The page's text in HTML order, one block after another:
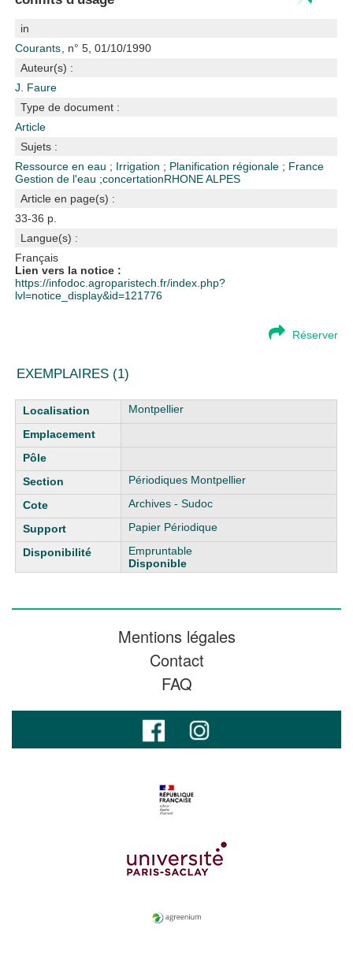
in
Courants , n° 5, 01/10/1990
Auteur(s) :
J. Faure
Type de document :
Article
Sujets :
Ressource en eau ; Irrigation ; Planification régionale ; France
Gestion de l'eau ;concertationRHONE ALPES
Article en page(s) :
33-36 p.
Langue(s) :
Français
Lien vers la notice :
https://infodoc.agroparistech.fr/index.php?
lvl=notice_display&id=121776
Réserver
EXEMPLAIRES (1)
Liste des exemplaires Montpellier
Périodiques Montpellier
Archives - Sudoc
Papier Périodique
Empruntable
Disponible
Mentions légales
Contact
FAQ